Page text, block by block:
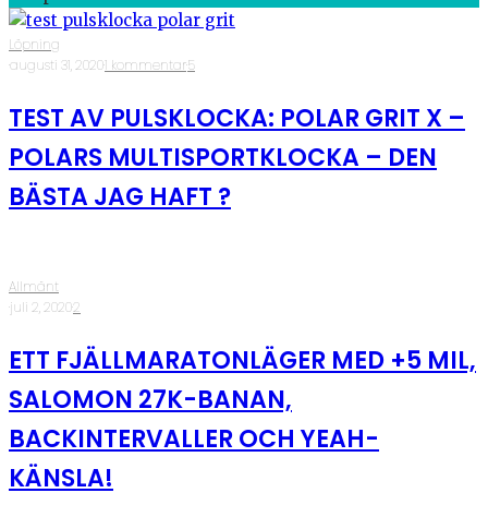
Löpning
·augusti 31, 2020·1 kommentar·5
TEST AV PULSKLOCKA: POLAR GRIT X –
POLARS MULTISPORTKLOCKA – DEN
BÄSTA JAG HAFT ?
Allmänt
·juli 2, 2020·2
ETT FJÄLLMARATONLÄGER MED +5 MIL,
SALOMON 27K-BANAN,
BACKINTERVALLER OCH YEAH-
KÄNSLA!